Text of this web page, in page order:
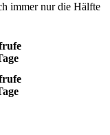
immer nur die Hälfte